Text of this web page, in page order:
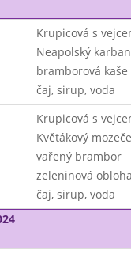
Krupicová s
Neapolský
bramborová kaše
čaj, sirup, voda
Krupicová s
Květákový
vařený brambor
zeleninová
čaj, sirup, voda